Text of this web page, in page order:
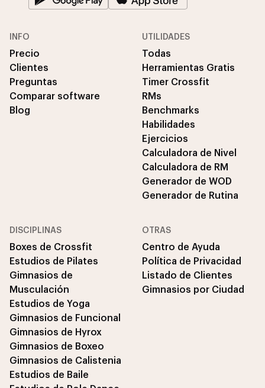
INFO
Precio
Clientes
Preguntas
Comparar software
Blog
UTILIDADES
Todas
Herramientas Gratis
Timer Crossfit
RMs
Benchmarks
Habilidades
Ejercicios
Calculadora de Nivel
Calculadora de RM
Generador de WOD
Generador de Rutina
DISCIPLINAS
Boxes de Crossfit
Estudios de Pilates
Gimnasios de
Musculación
Estudios de Yoga
Gimnasios de Funcional
Gimnasios de Hyrox
Gimnasios de Boxeo
Gimnasios de Calistenia
Estudios de Baile
OTRAS
Centro de Ayuda
Política de Privacidad
Listado de Clientes
Gimnasios por Ciudad